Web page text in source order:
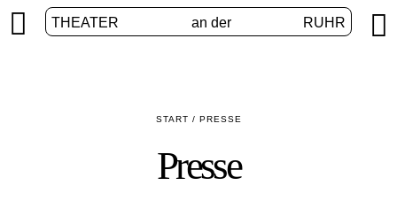
THEATER an der RUHR
 
START / PRESSE
Presse